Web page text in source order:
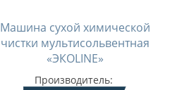
Машина сухой химической
чистки мультисольвентная
«ЭКОLINE»
Производитель: